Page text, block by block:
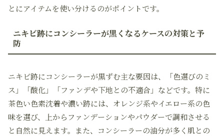
とにアイテムを使い分けるのがポイントです。
ニキビ跡にコンシーラーが黒くなるケースの対策と予
防
ニキビ跡にコンシーラーが黒ずむ主な要因は、「色選びのミ
ス」「酸化」「ファンデや下地との不適合」などです。特に
茶色い色素沈着や濃い跡には、オレンジ系やイエロー系の色
味を選び、上からファンデーションやパウダーで調和させる
と自然に見えます。また、コンシーラーの油分が多く肌との